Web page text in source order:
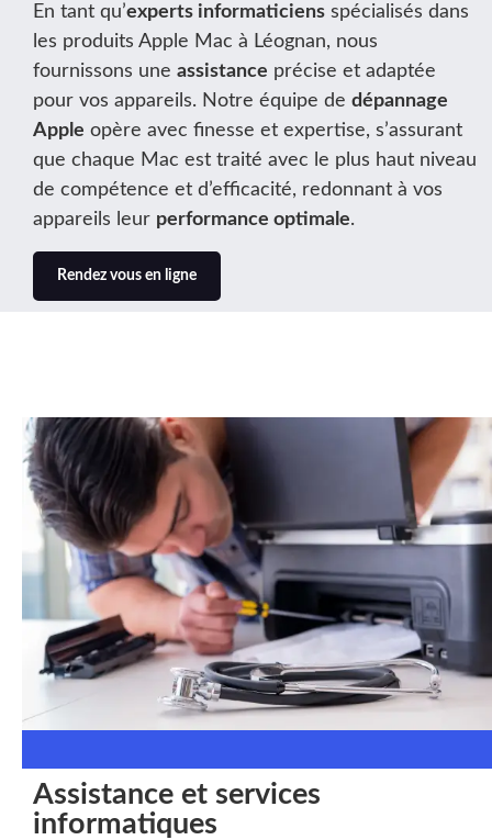
En tant qu’experts informaticiens spécialisés dans
les produits Apple Mac à Léognan, nous
fournissons une assistance précise et adaptée
pour vos appareils. Notre équipe de dépannage
Apple opère avec finesse et expertise, s’assurant
que chaque Mac est traité avec le plus haut niveau
de compétence et d’efficacité, redonnant à vos
appareils leur performance optimale.
Rendez vous en ligne
Assistance et services
informatiques